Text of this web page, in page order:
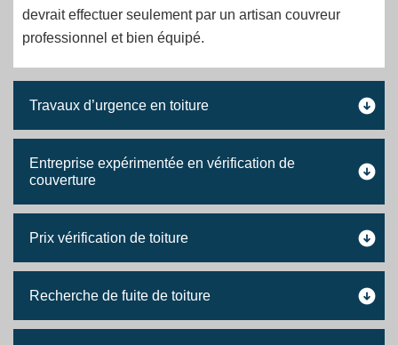
devrait effectuer seulement par un artisan couvreur
professionnel et bien équipé.
Travaux d’urgence en toiture
Entreprise expérimentée en vérification de
couverture
Prix vérification de toiture
Recherche de fuite de toiture